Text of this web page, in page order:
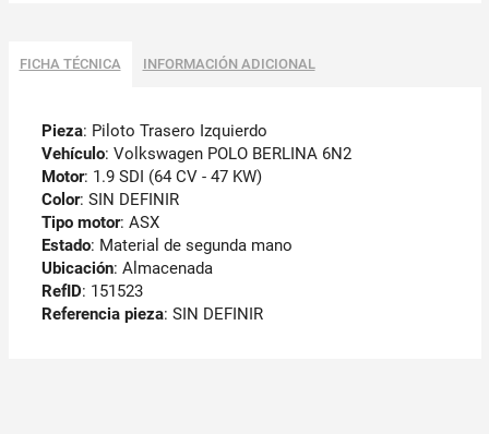
FICHA TÉCNICA INFORMACIÓN ADICIONAL
Pieza: Piloto Trasero Izquierdo
Vehículo: Volkswagen POLO BERLINA 6N2
Motor: 1.9 SDI (64 CV - 47 KW)
Color: SIN DEFINIR
Tipo motor: ASX
Estado: Material de segunda mano
Ubicación: Almacenada
RefID: 151523
Referencia pieza: SIN DEFINIR